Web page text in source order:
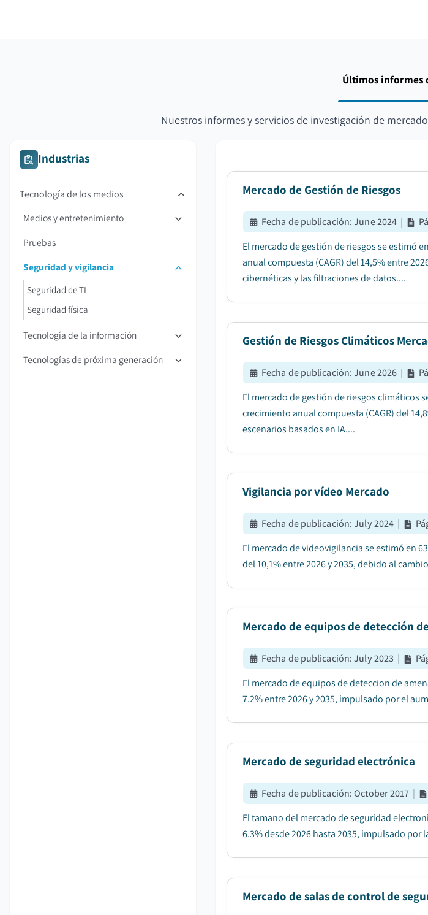
Últimos informes
Nuestros informes y servicios de investigación de
Industrias
Tecnología de los medios
Medios y entretenimiento
Pruebas
Seguridad y vigilancia
Seguridad de TI
Seguridad física
Tecnología de la información
Tecnologías de próxima generación
Mercado de Gestión de Riesgos
Fecha de publicación:June 2024 |
El mercado de gestión de riesgos se estimó
anual compuesta (CAGR) del 14,5% entre
cibernéticas y las filtraciones de datos....
Gestión de Riesgos Climáticos
Fecha de publicación:June 2026 |
El mercado de gestión de riesgos climáticos
crecimiento anual compuesta (CAGR) del
escenarios basados en IA....
Vigilancia por vídeo Mercado
Fecha de publicación:July 2024 |
El mercado de videovigilancia se estimó en
del 10,1% entre 2026 y 2035, debido al
Mercado de equipos de detección
Fecha de publicación:July 2023 |
El mercado de equipos de deteccion de
7.2% entre 2026 y 2035, impulsado por el
Mercado de seguridad electrónica
Fecha de publicación:October 2017 |
El tamano del mercado de seguridad
6.3% desde 2026 hasta 2035, impulsado
Mercado de salas de control de